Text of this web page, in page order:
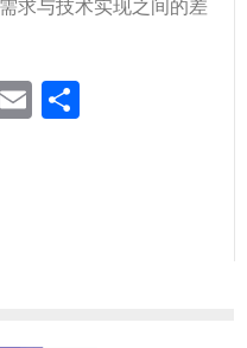
求与技术实现之间的差
Email